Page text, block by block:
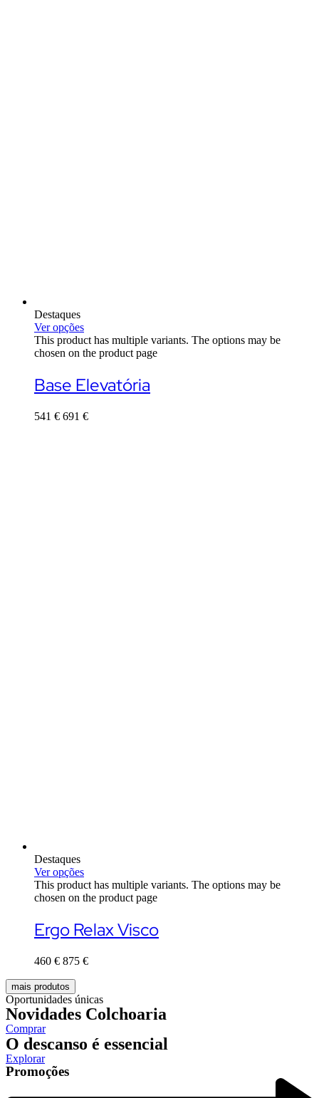
Destaques
Ver opções
This product has multiple variants. The options may be
chosen on the product page
Base Elevatória
541 € 691 €
Destaques
Ver opções
This product has multiple variants. The options may be
chosen on the product page
Ergo Relax Visco
460 € 875 €
mais produtos
Oportunidades únicas
Novidades Colchoaria
Comprar
O descanso é essencial
Explorar
Promoções